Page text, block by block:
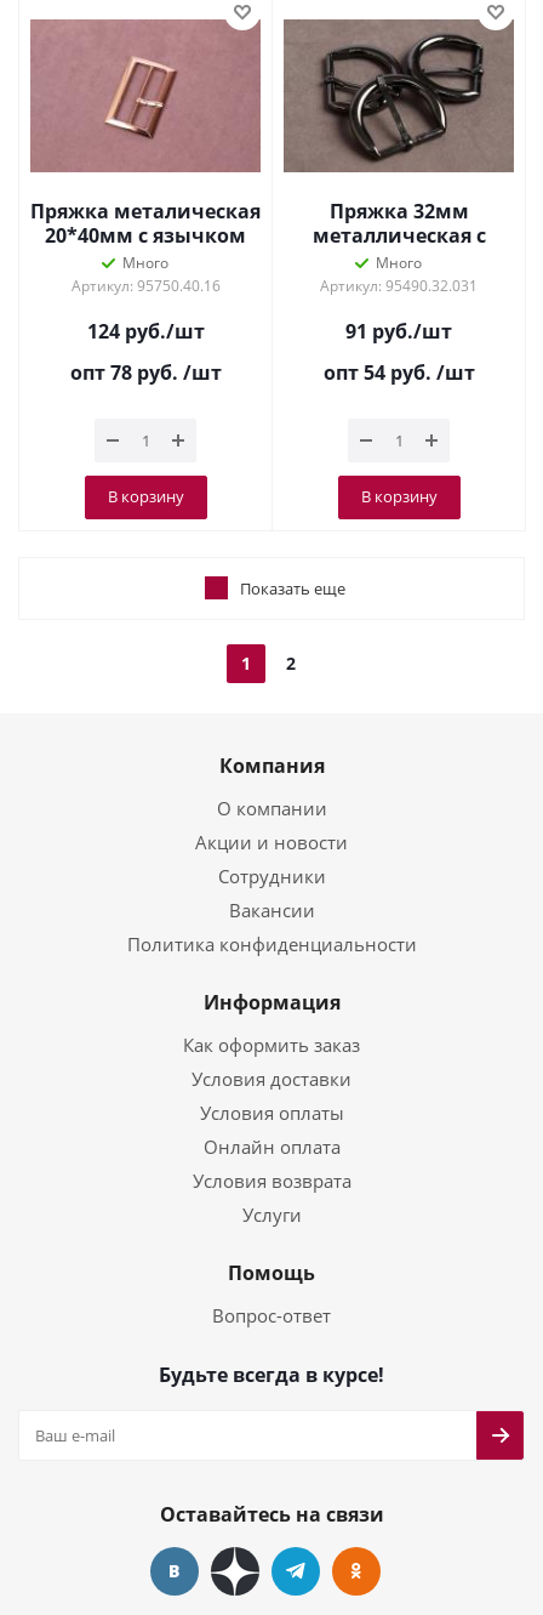
Пряжка металическая
20*40мм с язычком
Золотой
Много
Артикул: 95750.40.16
124руб./шт
опт 78 руб. /шт
В корзину
Пряжка 32мм
металлическая с
язычком Т.Никель
Много
Артикул: 95490.32.031
91 руб./шт
опт 54 руб. /шт
В корзину
Показать еще
1 2
Компания
О компании
Акции и новости
Сотрудники
Вакансии
Политика конфиденциальности
Информация
Как оформить заказ
Условия доставки
Условия оплаты
Онлайн оплата
Условия возврата
Услуги
Помощь
Вопрос-ответ
Будьте всегда в курсе!
Оставайтесь на связи